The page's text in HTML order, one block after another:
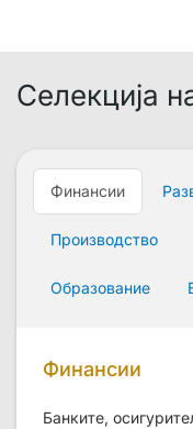
Селекција
Финансии
Производство
Образование
Финансии
Банките,